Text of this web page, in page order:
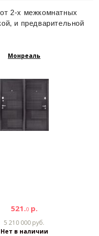
2-х межкомнатных
и предварительной
Монреаль
521.0 р.
5 210 000 руб.
Нет в наличии